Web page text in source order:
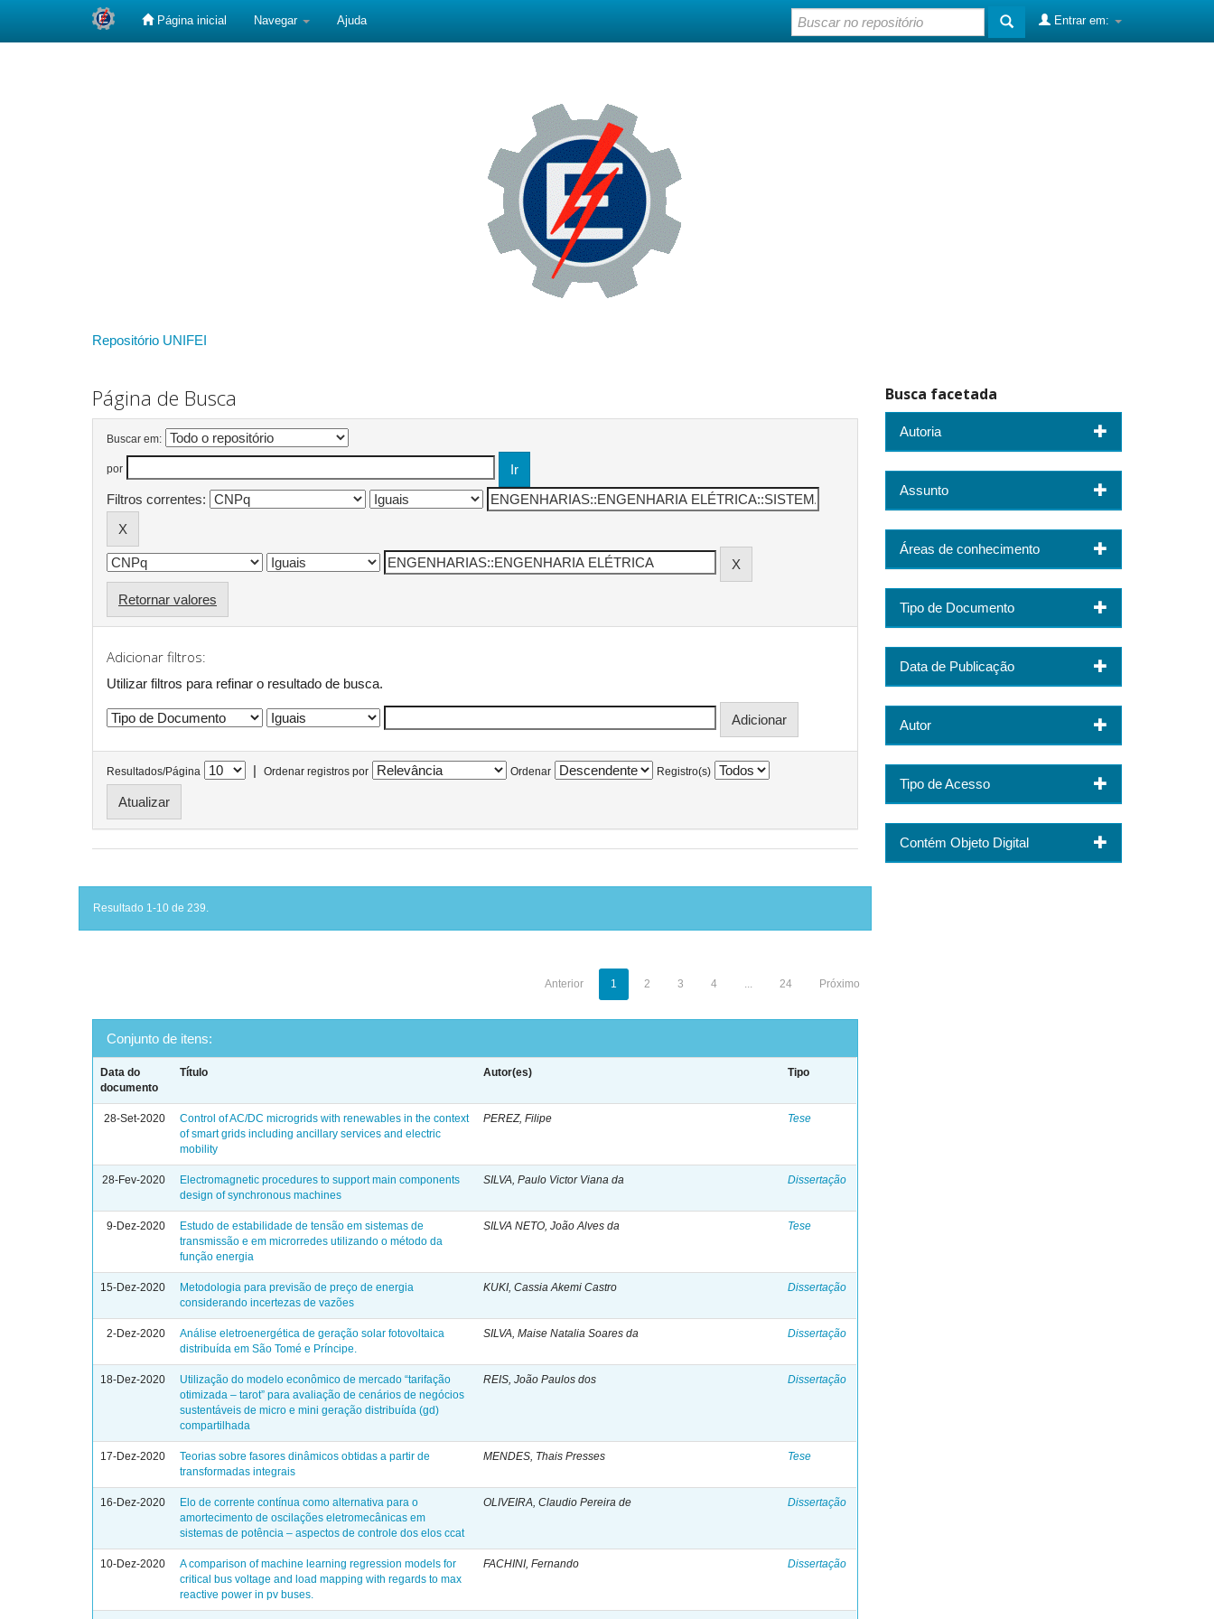
Página inicial Navegar Ajuda Entrar em:
Repositório UNIFEI
Página de Busca
Buscar em:
por
Filtros correntes:
Retornar valores
Adicionar filtros:
Utilizar filtros para refinar o resultado de busca.
Resultados/Página | Ordenar registros por Ordenar Registro(s)
Resultado 1-10 de 239.
Anterior 1 2 3 4 ... 24 Próximo
Conjunto de itens:
Data do
documento
Título Autor(es) Tipo
28-Set-2020
Control of AC/DC microgrids with renewables in the context
of smart grids including ancillary services and electric
mobility
PEREZ, Filipe Tese
28-Fev-2020
Electromagnetic procedures to support main components
design of synchronous machines
SILVA, Paulo Victor Viana da Dissertação
9-Dez-2020
Estudo de estabilidade de tensão em sistemas de
transmissão e em microrredes utilizando o método da
função energia
SILVA NETO, João Alves da Tese
15-Dez-2020
Metodologia para previsão de preço de energia
considerando incertezas de vazões
KUKI, Cassia Akemi Castro Dissertação
2-Dez-2020
Análise eletroenergética de geração solar fotovoltaica
distribuída em São Tomé e Príncipe.
SILVA, Maise Natalia Soares da Dissertação
18-Dez-2020
Utilização do modelo econômico de mercado “tarifação
otimizada – tarot” para avaliação de cenários de negócios
sustentáveis de micro e mini geração distribuída (gd)
compartilhada
REIS, João Paulos dos Dissertação
17-Dez-2020
Teorias sobre fasores dinâmicos obtidas a partir de
transformadas integrais
MENDES, Thais Presses Tese
16-Dez-2020
Elo de corrente contínua como alternativa para o
amortecimento de oscilações eletromecânicas em
sistemas de potência – aspectos de controle dos elos ccat
OLIVEIRA, Claudio Pereira de Dissertação
10-Dez-2020
A comparison of machine learning regression models for
critical bus voltage and load mapping with regards to max
reactive power in pv buses.
FACHINI, Fernando Dissertação
Busca facetada
Autoria
Assunto
Áreas de conhecimento
Tipo de Documento
Data de Publicação
Autor
Tipo de Acesso
Contém Objeto Digital